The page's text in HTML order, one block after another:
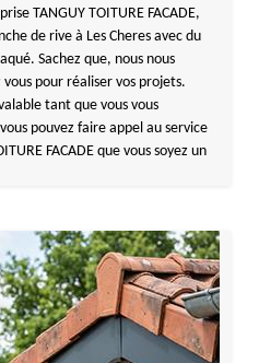
TANGUY TOITURE FACADE,
de rive à Les Cheres avec du
Sachez que, nous nous
pour réaliser vos projets.
tant que vous vous
pouvez faire appel au service
FACADE que vous soyez un